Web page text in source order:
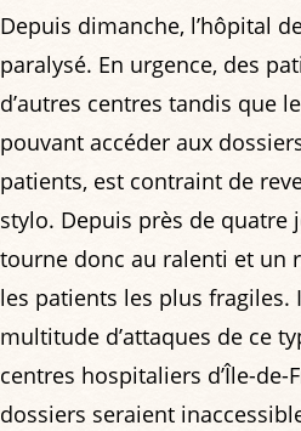
Depuis dimanche, l’hôpital
paralysé. En urgence, des
d’autres centres tandis que
pouvant accéder aux
patients, est contraint de
stylo. Depuis près de quatre
tourne donc au ralenti et un
les patients les plus fragiles.
multitude d’attaques de ce
centres hospitaliers d’Île-de-
dossiers seraient